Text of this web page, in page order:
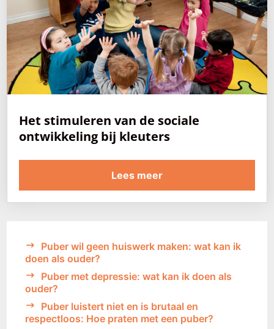
Het stimuleren van de sociale
ontwikkeling bij kleuters
Lees meer
Puber wil geen huiswerk maken: wat kan ik
doen als ouder?
Puber met depressie: wat kan ik doen als
ouder?
Puber luistert niet en is brutaal en
respectloos: Hoe praten met een puber?